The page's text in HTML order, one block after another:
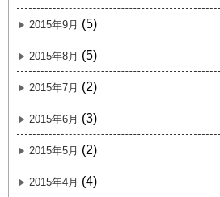
2015年9月 (5)
2015年8月 (5)
2015年7月 (2)
2015年6月 (3)
2015年5月 (2)
2015年4月 (4)